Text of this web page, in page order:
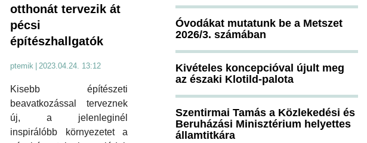
otthonát tervezik át
pécsi
építészhallgatók
ptemik | 2023.04.24. 13:12
Kisebb építészeti
beavatkozással terveznek
új, a jelenleginél
inspirálóbb környezetet a
Óvodákat mutatunk be a Metszet
2026/3. számában
Kivételes koncepcióval újult meg
az északi Klotild-palota
Szentirmai Tamás a Közlekedési és
Beruházási Minisztérium helyettes
államtitkára